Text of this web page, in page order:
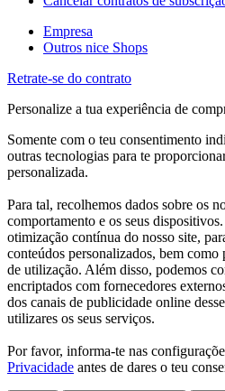
Empresa
Outros nice Shops
Retrate-se do contrato
Personalize a tua experiência de
Somente com o teu consentimento
outras tecnologias para te
personalizada.
Para tal, recolhemos dados sobre os
comportamento e os seus
otimização contínua do nosso site,
conteúdos personalizados, bem como
de utilização. Além disso, podemos
encriptados com fornecedores
dos canais de publicidade online
utilizares os seus serviços.
Por favor, informa-te nas
Privacidade antes de dares o teu